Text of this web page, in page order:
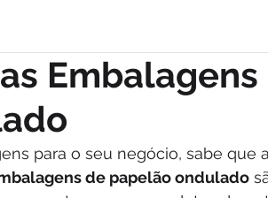
para o seu negócio, sabe que
de papelão ondulado